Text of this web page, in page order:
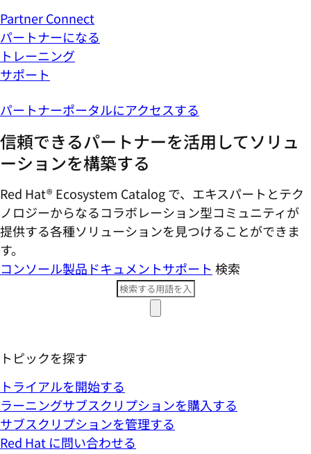
Partner Connect
パートナーになる
トレーニング
サポート
パートナーポータルにアクセスする
信頼できるパートナーを活用してソリュ
ーションを構築する
Red Hat® Ecosystem Catalog で、エキスパートとテク
ノロジーからなるコラボレーション型コミ​ュニティが
提供する各種ソリューションを見つけることができま
す。
コンソール製品ドキュメントサポート 検索
トピックを探す
トライアルを開始する
ラーニングサブスクリプションを購入する
サブスクリプションを管理する
Red Hat に問い合わせる